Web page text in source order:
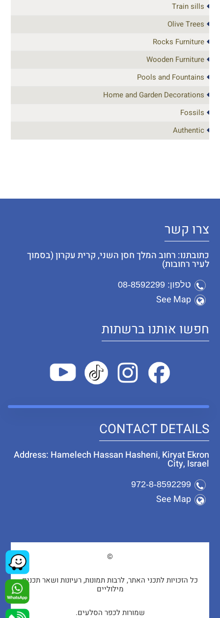
Train sills
Olive Trees
Rocks Furniture
Wooden Furniture
Pools and Fountains
Home and Garden Decorations
Fossils
Authentic
צרו קשר
כתובתנו: רחוב המלך חסן השני, קרית עקרון (בסמוך
לעיר רחובות)
טלפון: 08-8592299
See Map
חפשו אותנו ברשתות
CONTACT DETAILS
Address: Hamelech Hassan Hasheni, Kiryat Ekron
City, Israel
972-8-8592299
See Map
©
כל הזכויות לתכני האתר, לרבות תמונות, רעיונות ושאר תכנים
מילוליים
שמורות לכפר הסלעים.